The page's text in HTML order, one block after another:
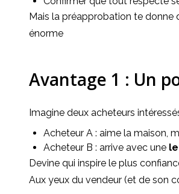
Mais la préapprobation te donne
énorme
Avantage 1 : Un
Imagine deux acheteurs
Acheteur A : aime la maison,
Acheteur B : arrive avec une
Devine qui inspire le plus
Aux yeux du vendeur (et de son